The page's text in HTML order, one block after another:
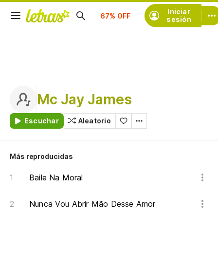
Iniciar
sesión
Suscríbete
Mc Jay James
Escuchar Aleatorio
Más reproducidas
Baile Na Moral
Nunca Vou Abrir Mão Desse Amor